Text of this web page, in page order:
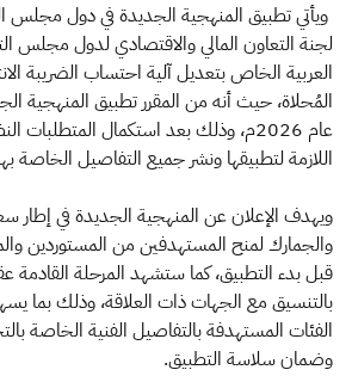
ويأتي تطبيق المنهجية الجديدة في دول مجلس
لجنة التعاون المالي والاقتصادي لدول مجلس
العربية الخاص بتعديل آلية احتساب الضريبة
المُحلاة، حيث أنه من المقرر تطبيق المنهجية
عام 2026م، وذلك بعد استكمال المتطلبات
اللازمة لتطبيقها ونشر جميع التفاصيل الخاصة
ويهدف الإعلان عن المنهجية الجديدة في إطار
والجمارك لمنح المستهدفين من المستوردين
قبل بدء التطبيق، كما ستشهد المرحلة
بالتنسيق مع الجهات ذات العلاقة، وذلك بما
الفئات المستهدفة بالتفاصيل الفنية الخاصة
وضمان سلاسة التطبيق.